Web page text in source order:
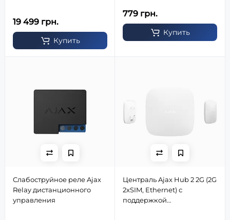
19 499 грн.
Купить
779 грн.
Купить
Слабоструйное реле Ajax
Relay дистанционного
управления
Централь Ajax Hub 2 2G (2G
2xSIM, Ethernet) с
поддержкой